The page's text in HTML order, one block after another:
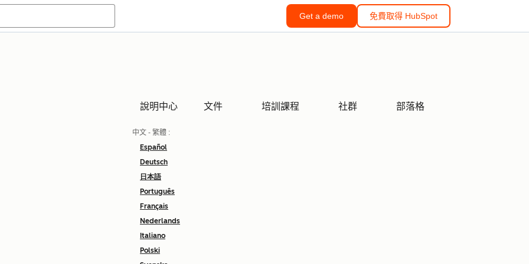
Get a demo 免費取得 HubSpot
說明中心 文件 培訓課程 社群 部落格
中文 - 繁體 :
Español
Deutsch
日本語
Português
Français
Nederlands
Italiano
Polski